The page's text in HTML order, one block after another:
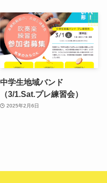
中学生地域バンド
（3/1.Sat.プレ練習会）
2025年2月6日